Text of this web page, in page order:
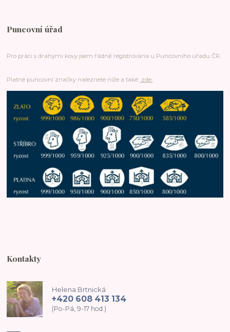
Puncovní úřad
Pro práci s drahými kovy jsem řádně registrována u Puncovního úřadu ČR.
Platné puncovní značky naleznete níže a také zde.
Kontakty
Helena Brtnická
+420 608 413 134
(Po-Pá, 9-17 hod.)